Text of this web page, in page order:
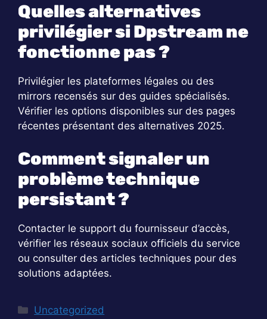
Quelles alternatives
privilégier si Dpstream ne
fonctionne pas ?
Privilégier les plateformes légales ou des
mirrors recensés sur des guides spécialisés.
Vérifier les options disponibles sur des pages
récentes présentant des alternatives 2025.
Comment signaler un
problème technique
persistant ?
Contacter le support du fournisseur d’accès,
vérifier les réseaux sociaux officiels du service
ou consulter des articles techniques pour des
solutions adaptées.
Catégories
Uncategorized